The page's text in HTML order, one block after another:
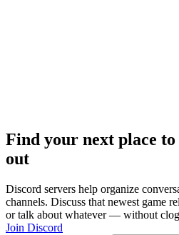
Find your next place
out
Discord servers help organize
channels. Discuss that newest game
or talk about whatever — without
Join Discord